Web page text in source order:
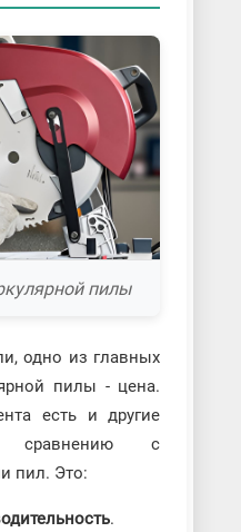
пилы
одно из главных
пилы - цена.
есть и другие
сравнению с
пил. Это:
.